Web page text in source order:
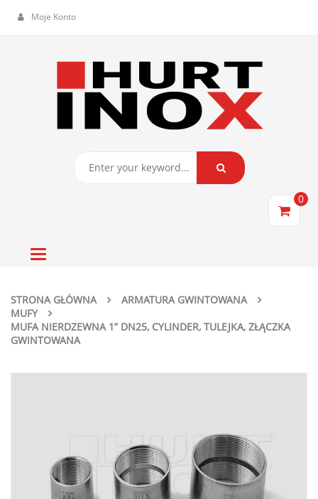
Moje Konto
0
Toggle
STRONA GŁÓWNA
ARMATURA GWINTOWANA
MUFY
MUFA NIERDZEWNA 1” DN25, CYLINDER, TULEJKA, ZŁĄCZKA
GWINTOWANA